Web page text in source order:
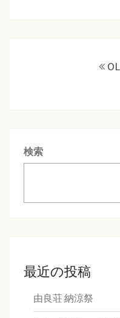
検索
最近の投稿
由良荘 納涼祭